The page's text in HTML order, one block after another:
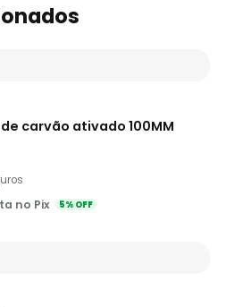
carvão ativado 100MM
no Pix 5% OFF